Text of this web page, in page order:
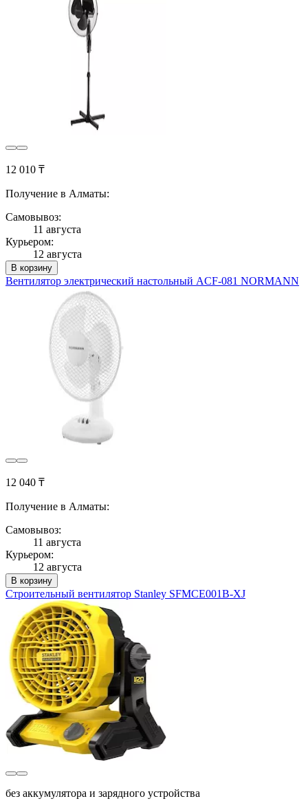
12 010 ₸
Получение в Алматы:
Самовывоз:
11 августа
Курьером:
12 августа
В корзину
Вентилятор электрический настольный ACF-081 NORMANN
12 040 ₸
Получение в Алматы:
Самовывоз:
11 августа
Курьером:
12 августа
В корзину
Строительный вентилятор Stanley SFMCE001B-XJ
без аккумулятора и зарядного устройства